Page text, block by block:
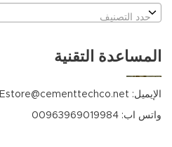
حدد التصنيف
المساعدة التقنية
الإيميل: Estore@cementtechco.net
واتس اب: 00963969019984